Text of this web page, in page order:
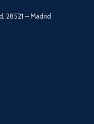
28521 – Madrid